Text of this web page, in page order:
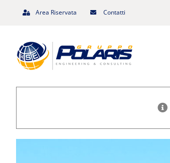
contenuto
Area Riservata Contatti